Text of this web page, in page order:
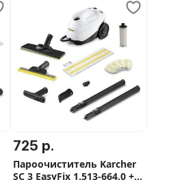
725 р.
Пароочиститель Karcher
SC 3 EasyFix 1.513-664.0 +